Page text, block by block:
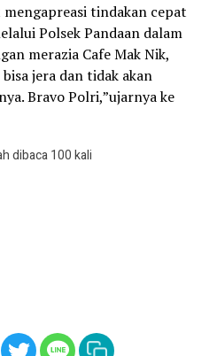
mengapreasi tindakan cepat
Polsek Pandaan dalam
merazia Cafe Mak Nik,
jera dan tidak akan
Bravo Polri,”ujarnya ke
dibaca 100 kali